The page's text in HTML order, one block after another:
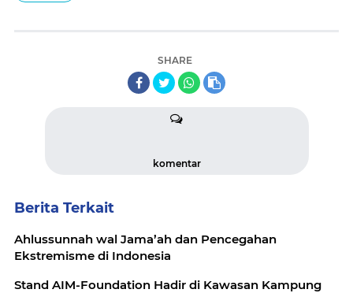
SHARE
komentar
Berita Terkait
Ahlussunnah wal Jama’ah dan Pencegahan
Ekstremisme di Indonesia
Stand AIM-Foundation Hadir di Kawasan Kampung